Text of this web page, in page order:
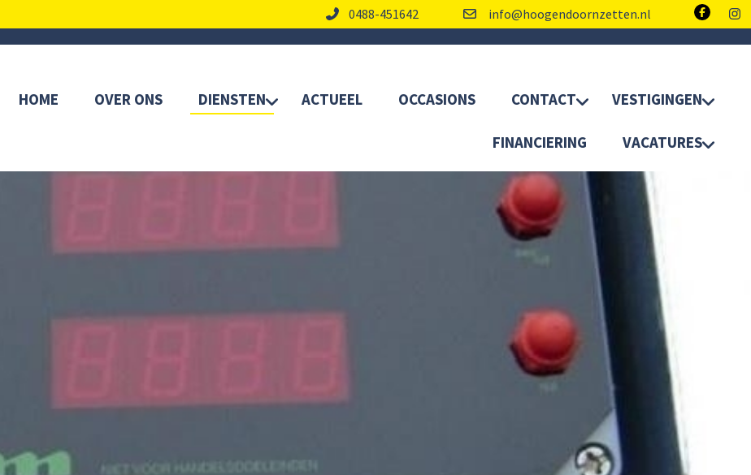
0488-451642 info@hoogendoornzetten.nl
HOME OVER ONS DIENSTEN ACTUEEL OCCASIONS CONTACT VESTIGINGEN
FINANCIERING VACATURES